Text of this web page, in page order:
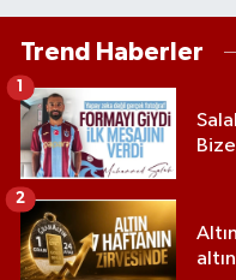
Trend Haberler
2